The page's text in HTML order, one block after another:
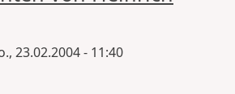
23.02.2004 - 11:40